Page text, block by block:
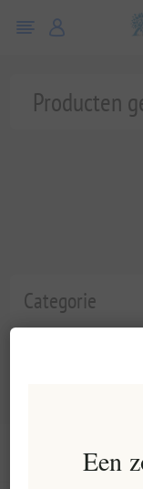
Categorie
Producten
Een